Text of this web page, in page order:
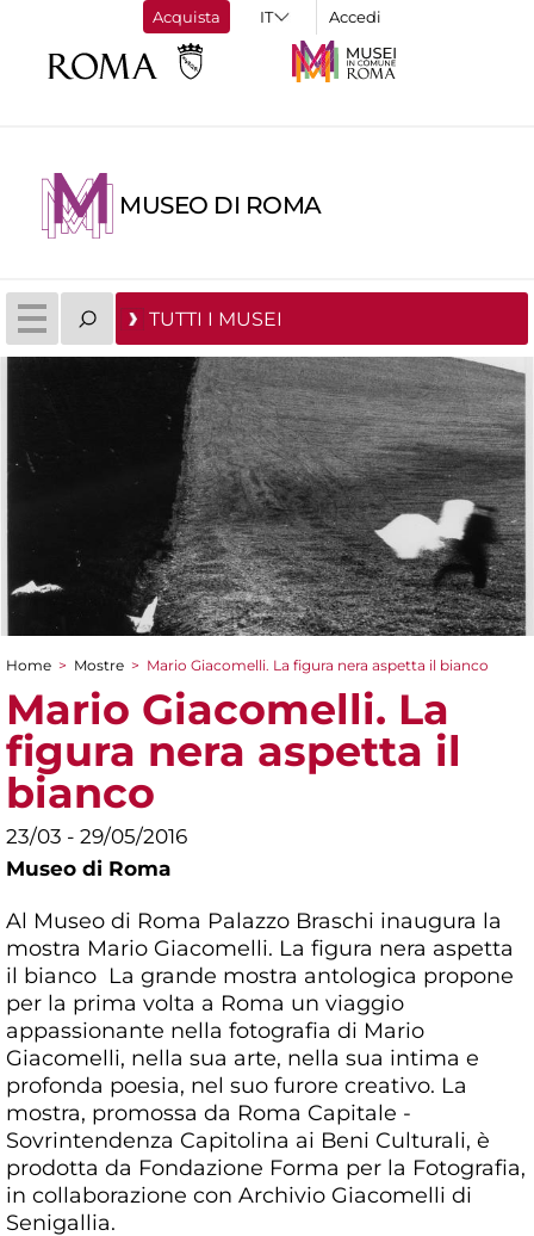
Acquista Accedi
MUSEO DI ROMA
TUTTI I MUSEI
Tu sei qui
Home > Mostre > Mario Giacomelli. La figura nera aspetta il bianco
Mario Giacomelli. La
figura nera aspetta il
bianco
23/03 - 29/05/2016
Museo di Roma
Al Museo di Roma Palazzo Braschi inaugura la
mostra Mario Giacomelli. La figura nera aspetta
il bianco La grande mostra antologica propone
per la prima volta a Roma un viaggio
appassionante nella fotografia di Mario
Giacomelli, nella sua arte, nella sua intima e
profonda poesia, nel suo furore creativo. La
mostra, promossa da Roma Capitale -
Sovrintendenza Capitolina ai Beni Culturali, è
prodotta da Fondazione Forma per la Fotografia,
in collaborazione con Archivio Giacomelli di
Senigallia.